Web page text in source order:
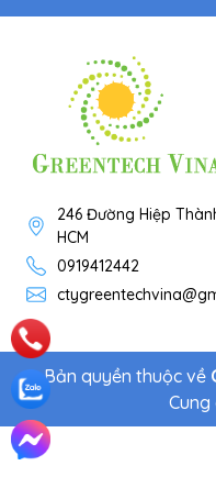
246 Đường Hiệp
HCM
0919412442
Bản quyền thuộc về
Cung